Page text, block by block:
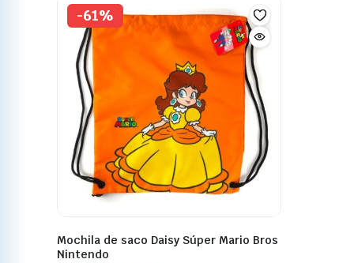
-61%
Mochila de saco Daisy Súper Mario Bros
Nintendo